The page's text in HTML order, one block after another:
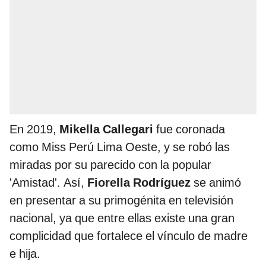
En 2019, Mikella Callegari fue coronada
como Miss Perú Lima Oeste, y se robó las
miradas por su parecido con la popular
'Amistad'. Así, Fiorella Rodríguez se animó
en presentar a su primogénita en televisión
nacional, ya que entre ellas existe una gran
complicidad que fortalece el vínculo de madre
e hija.